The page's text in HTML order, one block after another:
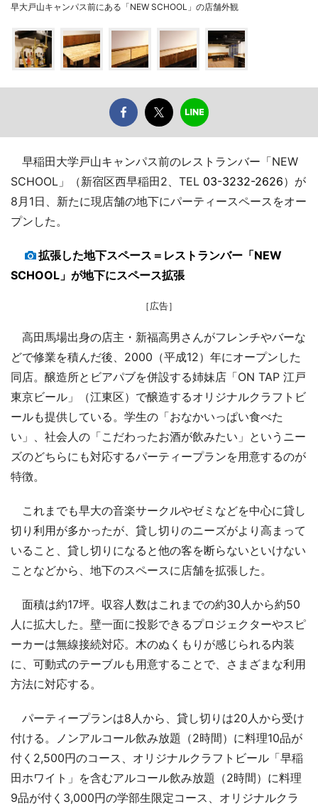
早大戸山キャンパス前にある「NEW SCHOOL」の店舗外観
早稲田大学戸山キャンパス前のレストランバー「NEW
SCHOOL」（新宿区西早稲田2、TEL 03-3232-2626）が
8月1日、新たに現店舗の地下にパーティースペースをオー
プンした。
拡張した地下スペース＝レストランバー「NEW
SCHOOL」が地下にスペース拡張
［広告］
高田馬場出身の店主・新福高男さんがフレンチやバーな
どで修業を積んだ後、2000（平成12）年にオープンした
同店。醸造所とビアパブを併設する姉妹店「ON TAP 江戸
東京ビール」（江東区）で醸造するオリジナルクラフトビ
ールも提供している。学生の「おなかいっぱい食べた
い」、社会人の「こだわったお酒が飲みたい」というニー
ズのどちらにも対応するパーティープランを用意するのが
特徴。
これまでも早大の音楽サークルやゼミなどを中心に貸し
切り利用が多かったが、貸し切りのニーズがより高まって
いること、貸し切りになると他の客を断らないといけない
ことなどから、地下のスペースに店舗を拡張した。
面積は約17坪。収容人数はこれまでの約30人から約50
人に拡大した。壁一面に投影できるプロジェクターやスピ
ーカーは無線接続対応。木のぬくもりが感じられる内装
に、可動式のテーブルも用意することで、さまざまな利用
方法に対応する。
パーティープランは8人から、貸し切りは20人から受け
付ける。ノンアルコール飲み放題（2時間）に料理10品が
付く2,500円のコース、オリジナルクラフトビール「早稲
田ホワイト」を含むアルコール飲み放題（2時間）に料理
9品が付く3,000円の学部生限定コース、オリジナルクラ